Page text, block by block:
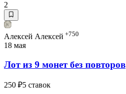
2
Алексей Алексей +750
18 мая
Лот из 9 монет без повторов
250 ₽5 ставок